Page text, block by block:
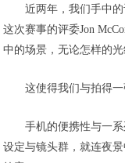
近两年，我们手中
这次赛事的评委Jon
中的场景，无论怎样的光
这使得我们与拍得
手机的便携性与一
设定与镜头群，就连夜